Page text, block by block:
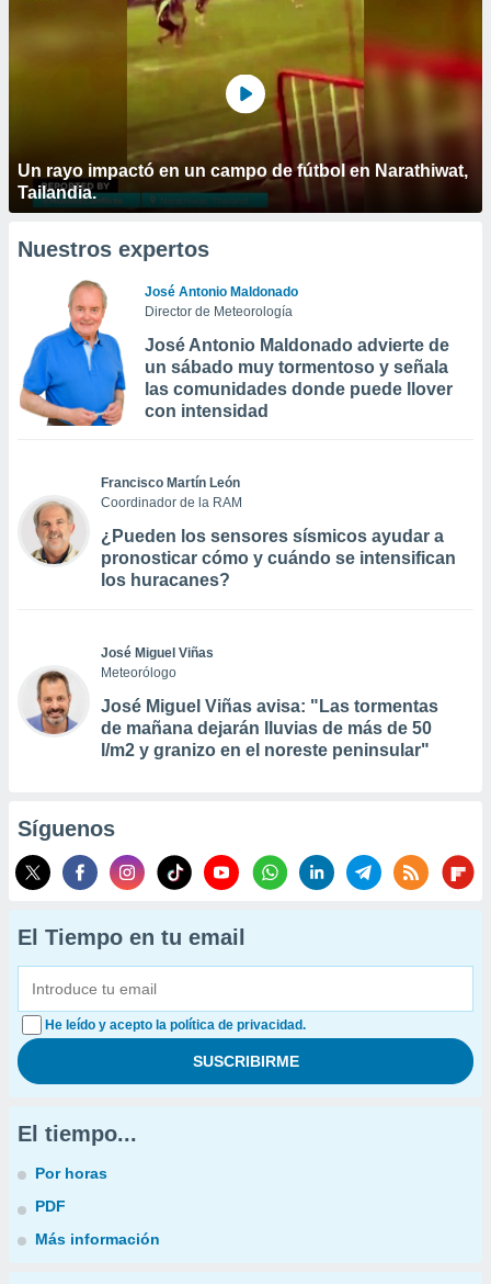
Un rayo impactó en un campo de fútbol en Narathiwat,
Tailandia.
Nuestros expertos
José Antonio Maldonado
Director de Meteorología
José Antonio Maldonado advierte de
un sábado muy tormentoso y señala
las comunidades donde puede llover
con intensidad
Francisco Martín León
Coordinador de la RAM
¿Pueden los sensores sísmicos ayudar a
pronosticar cómo y cuándo se intensifican
los huracanes?
José Miguel Viñas
Meteorólogo
José Miguel Viñas avisa: "Las tormentas
de mañana dejarán lluvias de más de 50
l/m2 y granizo en el noreste peninsular"
Síguenos
El Tiempo en tu email
He leído y acepto la política de privacidad.
El tiempo...
Por horas
PDF
Más información